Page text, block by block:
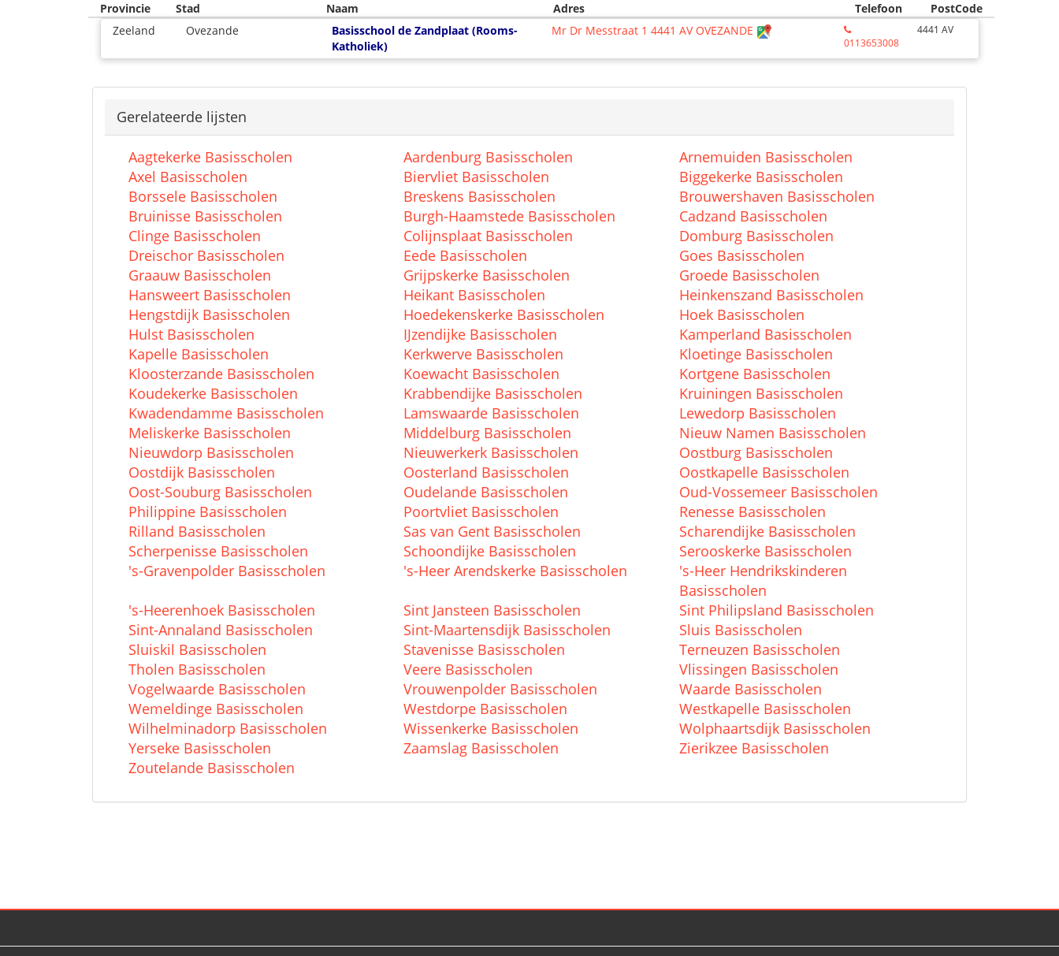
Provincie Stad Naam Adres Telefoon
PostCode
Zeeland
Ovezande
Basisschool de Zandplaat (Rooms-
Katholiek)
Mr Dr Messtraat 1 4441 AV OVEZANDE
0113653008
4441 AV
Gerelateerde lijsten
Aagtekerke Basisscholen Aardenburg Basisscholen
Arnemuiden Basisscholen
Axel Basisscholen
Biervliet Basisscholen
Biggekerke Basisscholen
Borssele Basisscholen
Breskens Basisscholen
Brouwershaven Basisscholen
Bruinisse Basisscholen
Burgh-Haamstede Basisscholen
Cadzand Basisscholen
Clinge Basisscholen
Colijnsplaat Basisscholen
Domburg Basisscholen
Dreischor Basisscholen
Eede Basisscholen
Goes Basisscholen
Graauw Basisscholen
Grijpskerke Basisscholen
Groede Basisscholen
Hansweert Basisscholen
Heikant Basisscholen
Heinkenszand Basisscholen
Hengstdijk Basisscholen
Hoedekenskerke Basisscholen
Hoek Basisscholen
Hulst Basisscholen
IJzendijke Basisscholen
Kamperland Basisscholen
Kapelle Basisscholen
Kerkwerve Basisscholen
Kloetinge Basisscholen
Kloosterzande Basisscholen
Koewacht Basisscholen
Kortgene Basisscholen
Koudekerke Basisscholen
Krabbendijke Basisscholen
Kruiningen Basisscholen
Kwadendamme Basisscholen
Lamswaarde Basisscholen
Lewedorp Basisscholen
Meliskerke Basisscholen
Middelburg Basisscholen
Nieuw Namen Basisscholen
Nieuwdorp Basisscholen
Nieuwerkerk Basisscholen
Oostburg Basisscholen
Oostdijk Basisscholen
Oosterland Basisscholen
Oostkapelle Basisscholen
Oost-Souburg Basisscholen
Oudelande Basisscholen
Oud-Vossemeer Basisscholen
Philippine Basisscholen
Poortvliet Basisscholen
Renesse Basisscholen
Rilland Basisscholen
Sas van Gent Basisscholen
Scharendijke Basisscholen
Scherpenisse Basisscholen
Schoondijke Basisscholen
Serooskerke Basisscholen
's-Gravenpolder Basisscholen
's-Heer Arendskerke Basisscholen
's-Heer Hendrikskinderen
Basisscholen
's-Heerenhoek Basisscholen
Sint Jansteen Basisscholen
Sint Philipsland Basisscholen
Sint-Annaland Basisscholen
Sint-Maartensdijk Basisscholen
Sluis Basisscholen
Sluiskil Basisscholen
Stavenisse Basisscholen
Terneuzen Basisscholen
Tholen Basisscholen
Veere Basisscholen
Vlissingen Basisscholen
Vogelwaarde Basisscholen
Vrouwenpolder Basisscholen
Waarde Basisscholen
Wemeldinge Basisscholen
Westdorpe Basisscholen
Westkapelle Basisscholen
Wilhelminadorp Basisscholen
Wissenkerke Basisscholen
Wolphaartsdijk Basisscholen
Yerseke Basisscholen
Zaamslag Basisscholen
Zierikzee Basisscholen
Zoutelande Basisscholen